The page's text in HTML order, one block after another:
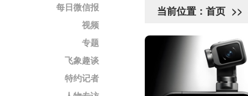
每日微信报
视频
专题
飞象趣谈
特约记者
当前位置： 首页 >>